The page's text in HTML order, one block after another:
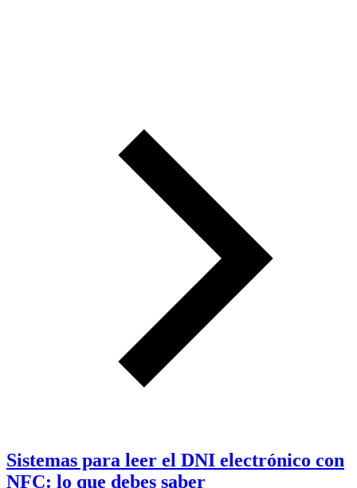
Sistemas para leer el DNI electrónico con
NFC: lo que debes saber